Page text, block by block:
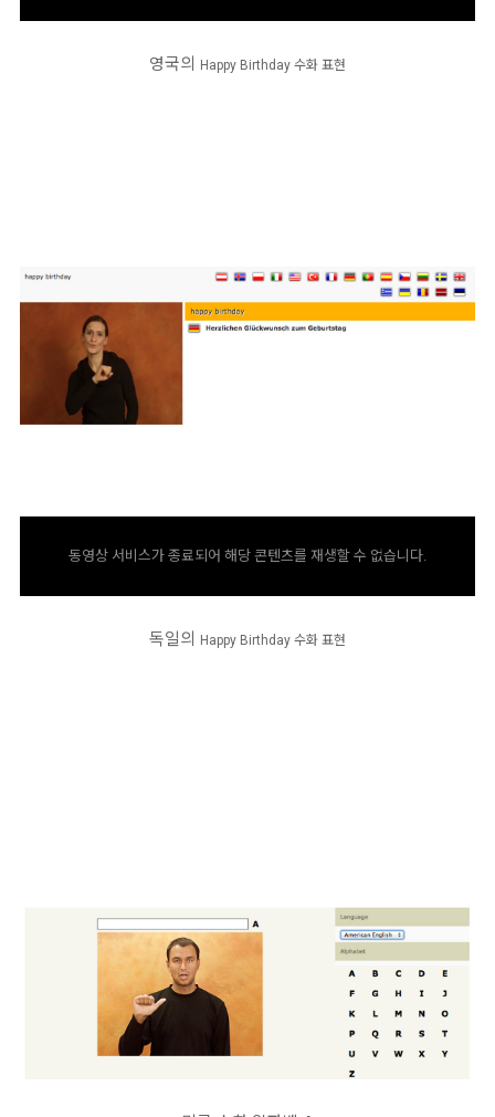
영국의 Happy Birthday 수화 표현
동영상 서비스가 종료되어 해당 콘텐츠를 재생할 수 없습니다.
독일의 Happy Birthday 수화 표현